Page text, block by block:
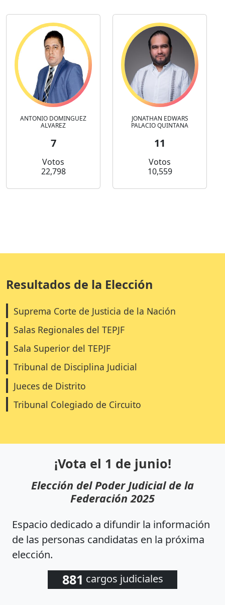
ANTONIO DOMINGUEZ
ALVAREZ
7
Votos
22,798
JONATHAN EDWARS
PALACIO QUINTANA
11
Votos
10,559
Resultados de la Elección
Suprema Corte de Justicia de la Nación
Salas Regionales del TEPJF
Sala Superior del TEPJF
Tribunal de Disciplina Judicial
Jueces de Distrito
Tribunal Colegiado de Circuito
¡Vota el 1 de junio!
Elección del Poder Judicial de la
Federación 2025
Espacio dedicado a difundir la información
de las personas candidatas en la próxima
elección.
881 cargos judiciales